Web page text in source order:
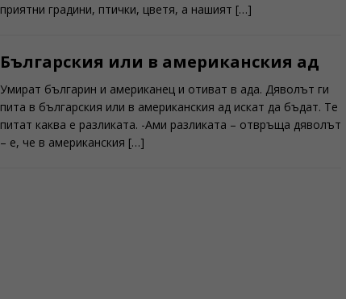
приятни градини, птички, цветя, а нашият […]
Българския или в американския ад
Умират българин и американец и отиват в ада. Дяволът ги
пита в българския или в американския ад искат да бъдат. Те
питат каква е разликата. -Ами разликата – отвръща дяволът
– е, че в американския […]